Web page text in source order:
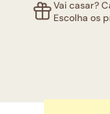
Vai casar?
Escolha os